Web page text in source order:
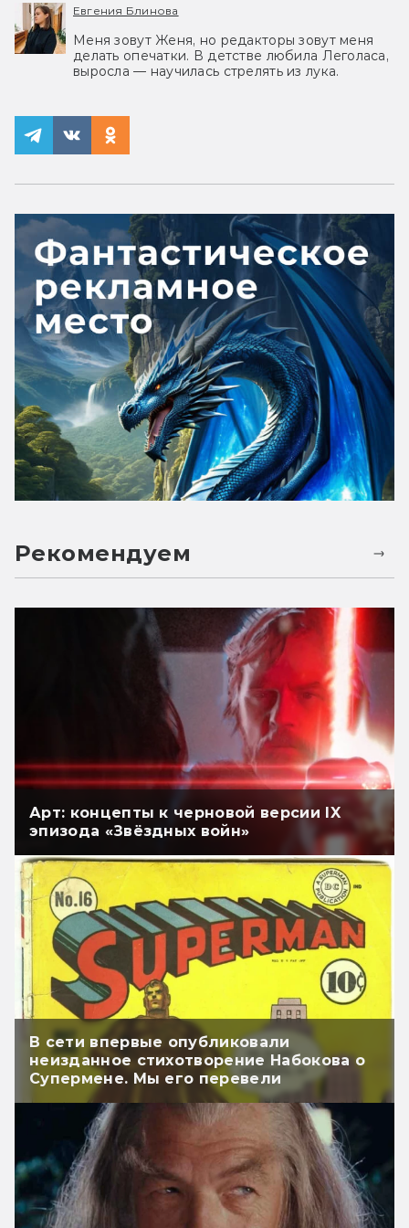
Евгения Блинова
Меня зовут Женя, но редакторы зовут меня
делать опечатки. В детстве любила Леголаса,
выросла — научилась стрелять из лука.
Рекомендуем
Арт: концепты к черновой версии IX
эпизода «Звёздных войн»
В сети впервые опубликовали
неизданное стихотворение Набокова о
Супермене. Мы его перевели